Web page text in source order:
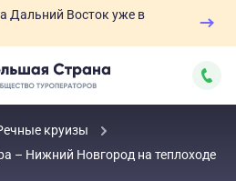
Дальний Восток уже в
круизы
– Нижний Новгород на теплоходе